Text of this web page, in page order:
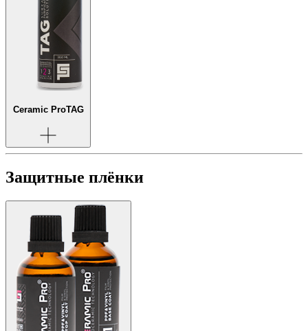
Ceramic ProTAG
Защитные плёнки